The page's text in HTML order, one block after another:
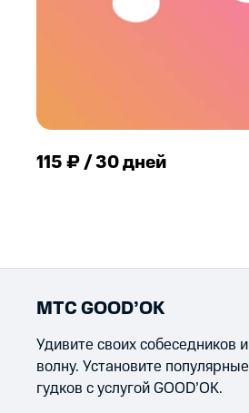
115 ₽ / 30 дней
МТС GOOD’OK
Удивите своих собеседников
волну. Установите
гудков с услугой GOOD’OK.